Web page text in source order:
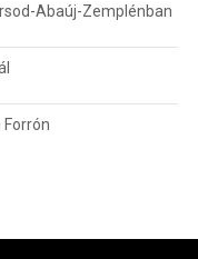
Abaúj-Zemplénban